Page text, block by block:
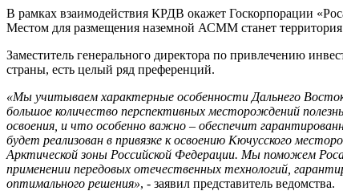
В рамках взаимодействия КРДВ окажет Госкорпорации
Местом для размещения наземной АСММ станет территория
Заместитель генерального директора по привлечению
страны, есть целый ряд преференций.
«Мы учитываем характерные особенности Дальнего
большое количество перспективных месторождений
освоения, и что особенно важно – обеспечит
будет реализован в привязке к освоению Кючусского
Арктической зоны Российской Федерации. Мы поможем
применении передовых отечественных технологий,
оптимального решения», - заявил представитель ведомства.